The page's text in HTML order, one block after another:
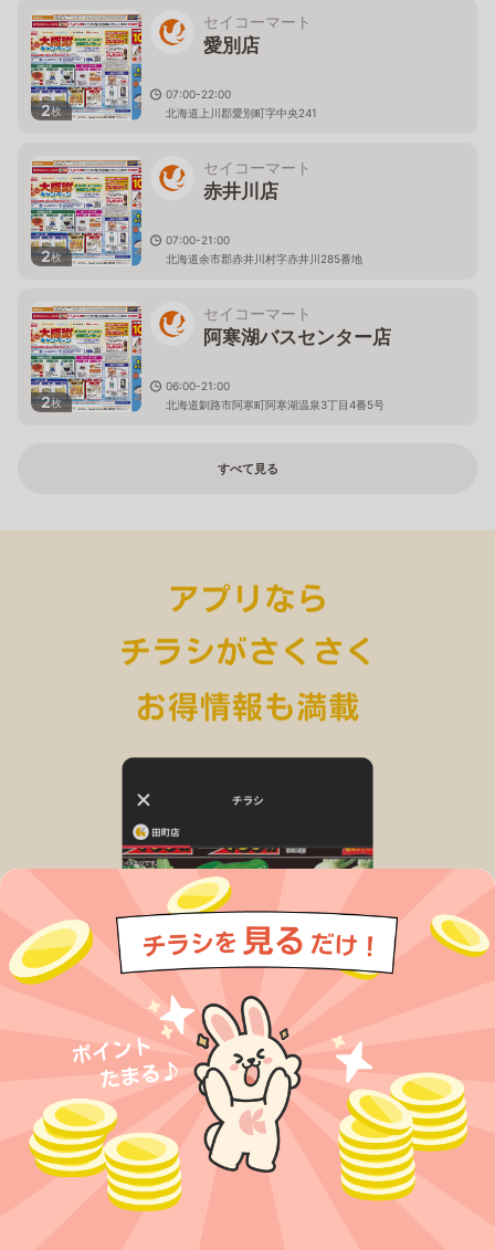
2枚
セイコーマート
愛別店
07:00-22:00
北海道上川郡愛別町字中央241
2枚
セイコーマート
赤井川店
07:00-21:00
北海道余市郡赤井川村字赤井川285番地
2枚
セイコーマート
阿寒湖バスセンター店
06:00-21:00
北海道釧路市阿寒町阿寒湖温泉3丁目4番5号
すべて見る